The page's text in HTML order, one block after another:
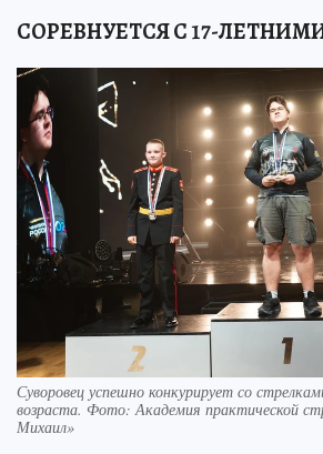
СОРЕВНУЕТСЯ С 17-
Суворовец успешно конкурирует со
возраста. Фото: Академия практической
Михаил»